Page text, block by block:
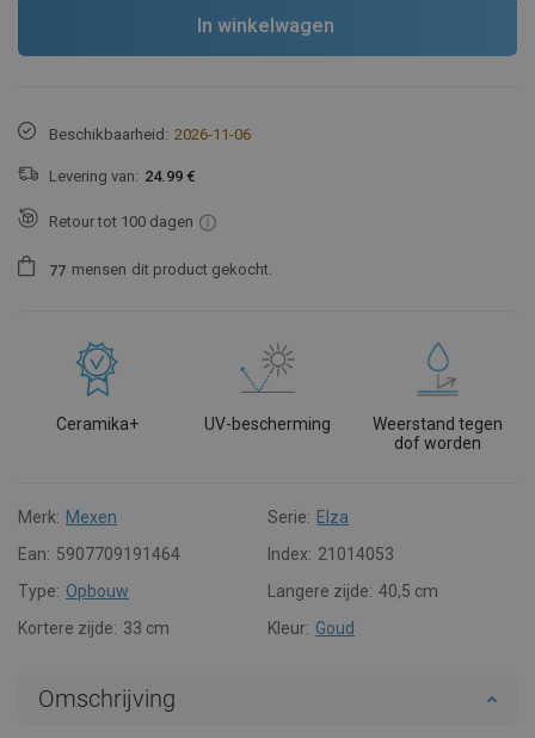
In winkelwagen
Beschikbaarheid: 2026-11-06
Levering van: 24.99 €
Retour tot 100 dagen
77 mensen dit product gekocht.
Ceramika+ UV-bescherming
Weerstand tegen
dof worden
Merk: Mexen Serie: Elza
Ean: 5907709191464 Index: 21014053
Type: Opbouw Langere zijde: 40,5 cm
Kortere zijde: 33 cm Kleur: Goud
Omschrijving